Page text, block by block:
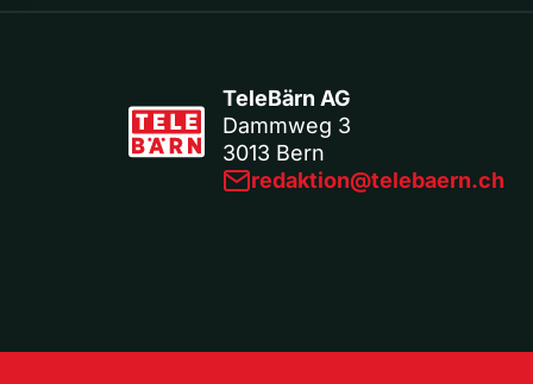
TeleBärn AG
Dammweg 3
3013 Bern
redaktion@telebaern.ch